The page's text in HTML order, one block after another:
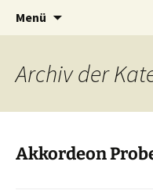
Söflingen |
Orchester |
Orchester
Viel Spaß mit
Mundharmonika
Menü
Archiv der
Akkordeon